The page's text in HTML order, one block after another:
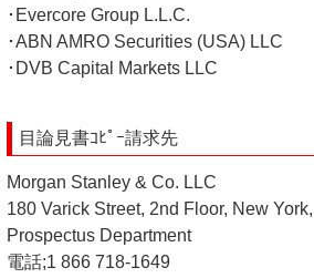
･Evercore Group L.L.C.
･ABN AMRO Securities (USA) LLC
･DVB Capital Markets LLC
目論見書ｺﾋﾟｰ請求先
Morgan Stanley & Co. LLC
180 Varick Street, 2nd Floor, New
Prospectus Department
電話;1 866 718-1649